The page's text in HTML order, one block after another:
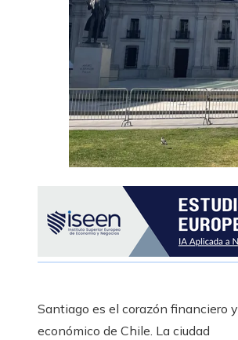
Santiago es el corazón financiero y
económico de Chile. La ciudad